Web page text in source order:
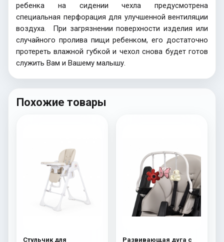
ребенка на сидении чехла предусмотрена
специальная перфорация для улучшенной вентиляции
воздуха. При загрязнении поверхности изделия или
случайного пролива пищи ребенком, его достаточно
протереть влажной губкой и чехол снова будет готов
служить Вам и Вашему малышу.
Похожие товары
Стульчик для
Развивающая дуга с